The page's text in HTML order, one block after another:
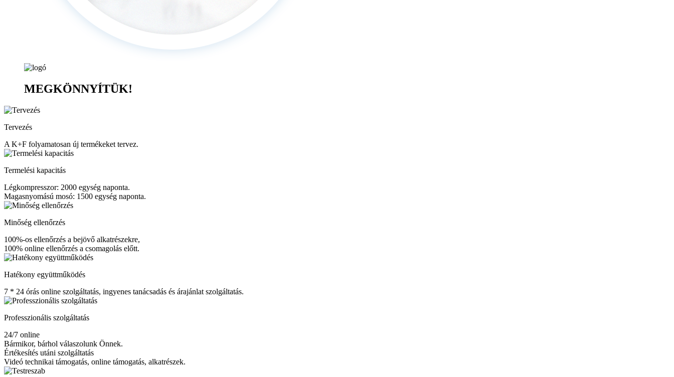
MEGKÖNNYÍTÜK!
Tervezés
A K+F folyamatosan új termékeket tervez.
Termelési kapacitás
Légkompresszor: 2000 egység naponta.
Magasnyomású mosó: 1500 egység naponta.
Minőség ellenőrzés
100%-os ellenőrzés a bejövő alkatrészekre,
100% online ellenőrzés a csomagolás előtt.
Hatékony együttműködés
7 * 24 órás online szolgáltatás, ingyenes tanácsadás és árajánlat szolgáltatás.
Professzionális szolgáltatás
24/7 online
Bármikor, bárhol válaszolunk Önnek.
Értékesítés utáni szolgáltatás
Videó technikai támogatás, online támogatás, alkatrészek.